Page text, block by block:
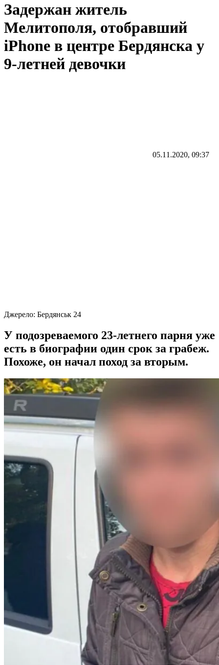
Задержан житель
Мелитополя, отобравший
iPhone в центре Бердянска у
9-летней девочки
05.11.2020, 09:37
Джерело: Бердянськ 24
У подозреваемого 23-летнего парня уже
есть в биографии один срок за грабеж.
Похоже, он начал поход за вторым.